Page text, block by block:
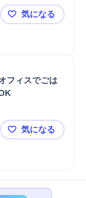
【宇都宮】
気になる
フィスでごは
＜北関東＞
気になる